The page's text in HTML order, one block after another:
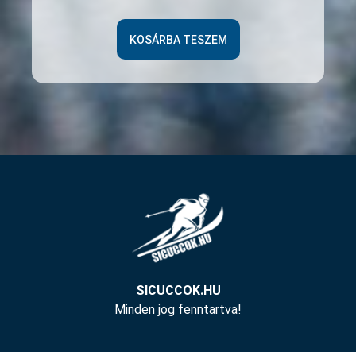
KOSÁRBA TESZEM
SICUCCOK.HU
Minden jog fenntartva!